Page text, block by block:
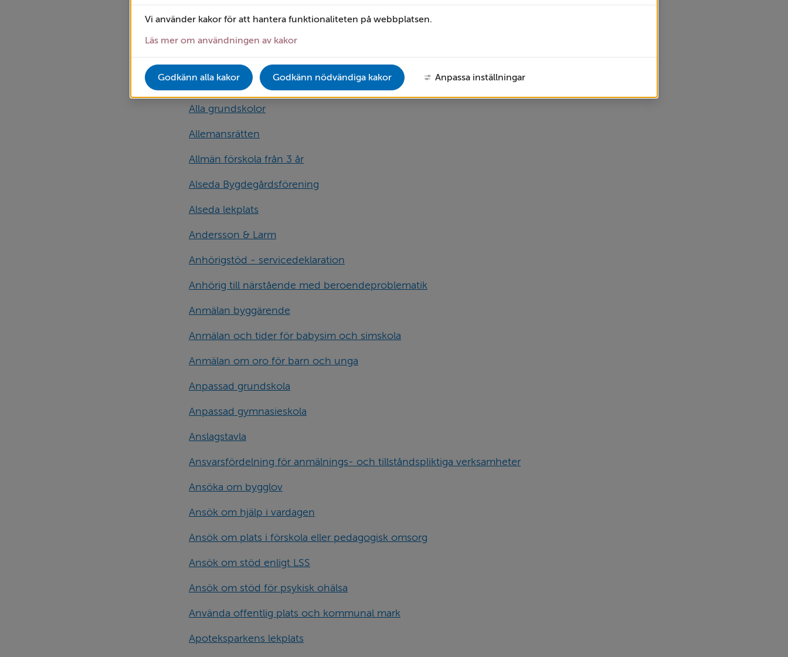
Vi använder kakor för att hantera funktionaliteten på webbplatsen.
Läs mer om användningen av kakor
Godkänn alla kakor Godkänn nödvändiga kakor Anpassa inställningar
Adresser och lägenhetsnummer - servicedeklaration
Aktiviteter i grupp
Alla förskolor
Alla grundskolor
Allemansrätten
Allmän förskola från 3 år
Alseda Bygdegårdsförening
Alseda lekplats
Andersson & Larm
Anhörigstöd - servicedeklaration
Anhörig till närstående med beroendeproblematik
Anmälan byggärende
Anmälan och tider för babysim och simskola
Anmälan om oro för barn och unga
Anpassad grundskola
Anpassad gymnasieskola
Anslagstavla
Ansvarsfördelning för anmäl­nings- och tillstånds­pliktiga verksam­heter
Ansöka om bygglov
Ansök om hjälp i vardagen
Ansök om plats i förskola eller pedagogisk omsorg
Ansök om stöd enligt LSS
Ansök om stöd för psykisk ohälsa
Använda offentlig plats och kommunal mark
Apoteksparkens lekplats